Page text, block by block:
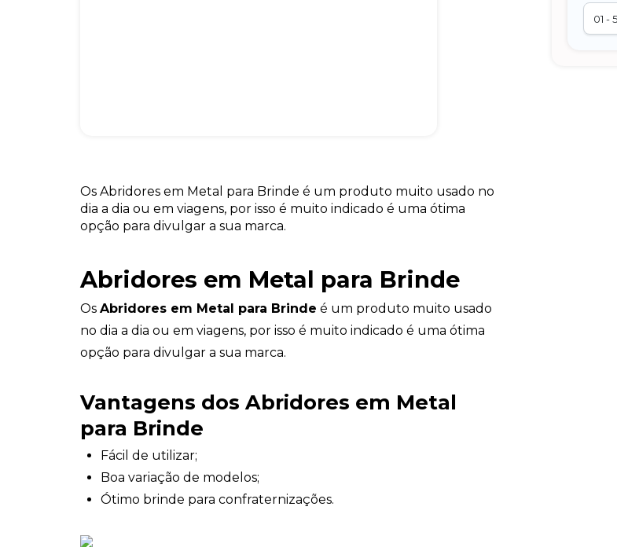
Os Abridores em Metal para Brinde é um produto muito usado no
dia a dia ou em viagens, por isso é muito indicado é uma ótima
opção para divulgar a sua marca.
Abridores em Metal para Brinde
Os Abridores em Metal para Brinde é um produto muito usado
no dia a dia ou em viagens, por isso é muito indicado é uma ótima
opção para divulgar a sua marca.
Vantagens dos Abridores em Metal
para Brinde
Fácil de utilizar;
Boa variação de modelos;
Ótimo brinde para confraternizações.
Avelino Brindes
online